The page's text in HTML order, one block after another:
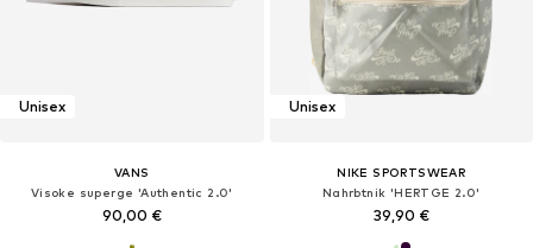
Unisex
VANS
Visoke superge 'Authentic 2.0'
90,00 €
Unisex
NIKE SPORTSWEAR
Nahrbtnik 'HERTGE 2.0'
39,90 €